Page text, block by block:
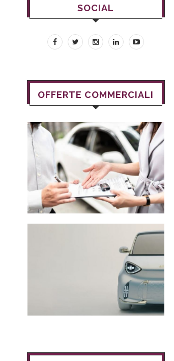
SOCIAL
OFFERTE COMMERCIALI